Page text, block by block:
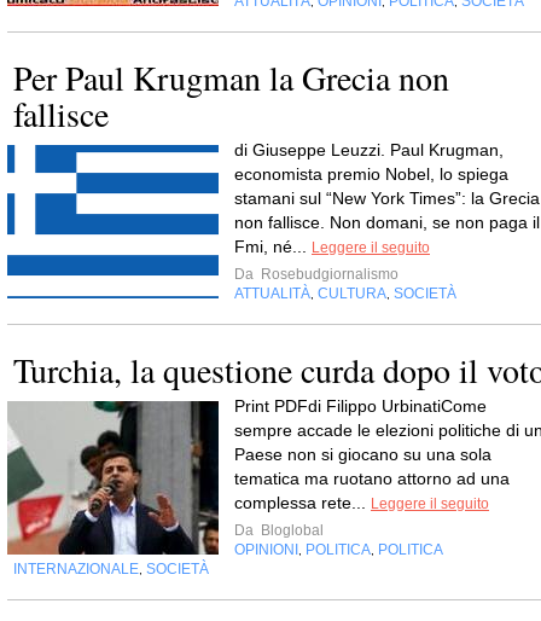
Per Paul Krugman la Grecia non
fallisce
di Giuseppe Leuzzi. Paul Krugman,
economista premio Nobel, lo spiega
stamani sul “New York Times”: la Grecia
non fallisce. Non domani, se non paga il
Fmi, né...
Leggere il seguito
Da Rosebudgiornalismo
ATTUALITÀ CULTURA SOCIETÀ
Turchia, la questione curda dopo il
Print PDFdi Filippo UrbinatiCome
sempre accade le elezioni politiche di
Paese non si giocano su una sola
tematica ma ruotano attorno ad una
complessa rete...
Leggere il seguito
Da Bloglobal
OPINIONI
POLITICA POLITICA
INTERNAZIONALE SOCIETÀ